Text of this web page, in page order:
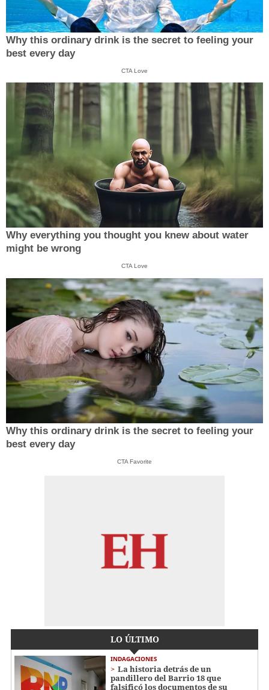
Why this ordinary drink is the secret to feeling your
best every day
CTA Love
Why everything you thought you knew about water
might be wrong
CTA Love
Why this ordinary drink is the secret to feeling your
best every day
CTA Favorite
LO ÚLTIMO
INDAGACIONES
La historia detrás de un
pandillero del Barrio 18 que
falsificó los documentos de su